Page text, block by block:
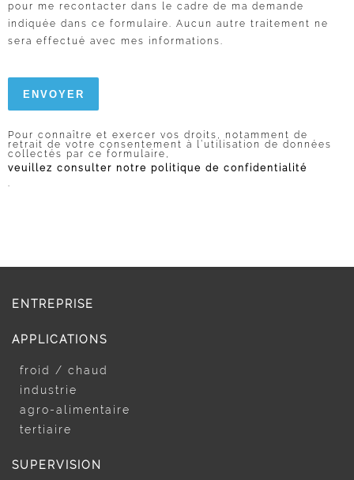
pour me recontacter dans le cadre de ma demande
indiquée dans ce formulaire. Aucun autre traitement ne
sera effectué avec mes informations.
Pour connaître et exercer vos droits, notamment de
retrait de votre consentement à l’utilisation de données
collectés par ce formulaire,
veuillez consulter notre politique de confidentialité
.
ENTREPRISE
APPLICATIONS
froid / chaud
industrie
agro-alimentaire
tertiaire
SUPERVISION